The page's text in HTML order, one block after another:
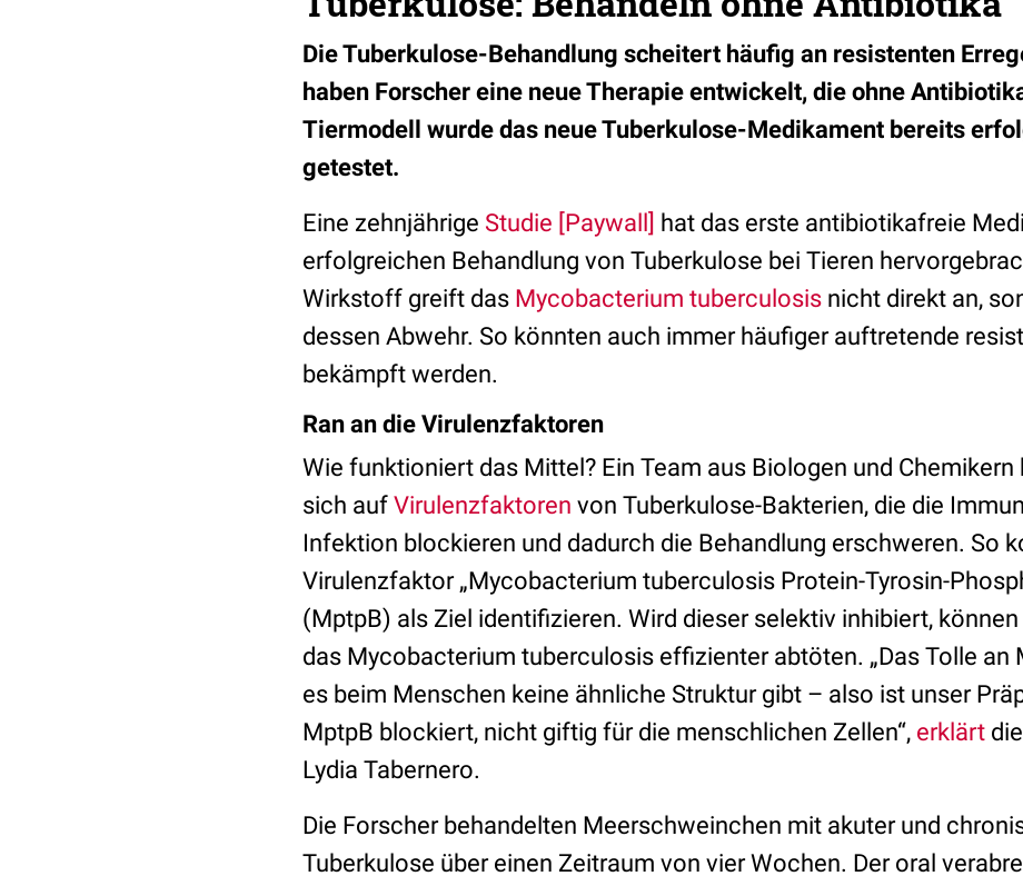
Die Tuberkulose-Behandlung scheitert häufig an resistenten
haben Forscher eine neue Therapie entwickelt, die ohne
Tiermodell wurde das neue Tuberkulose-Medikament bereits
getestet.
Eine zehnjährige Studie [Paywall] hat das erste antibiotikafreie
erfolgreichen Behandlung von Tuberkulose bei Tieren
Wirkstoff greift das Mycobacterium tuberculosis nicht direkt an,
dessen Abwehr. So könnten auch immer häufiger auftretende
bekämpft werden.
Ran an die Virulenzfaktoren
Wie funktioniert das Mittel? Ein Team aus Biologen und
sich auf Virulenzfaktoren von Tuberkulose-Bakterien, die die
Infektion blockieren und dadurch die Behandlung erschweren. So
Virulenzfaktor „Mycobacterium tuberculosis Protein-Tyrosin-
(MptpB) als Ziel identifizieren. Wird dieser selektiv inhibiert, können
das Mycobacterium tuberculosis effizienter abtöten. „Das Tolle an
es beim Menschen keine ähnliche Struktur gibt – also ist unser
MptpB blockiert, nicht giftig für die menschlichen Zellen“, erklärt
Lydia Tabernero.
Die Forscher behandelten Meerschweinchen mit akuter und
Tuberkulose über einen Zeitraum von vier Wochen. Der oral